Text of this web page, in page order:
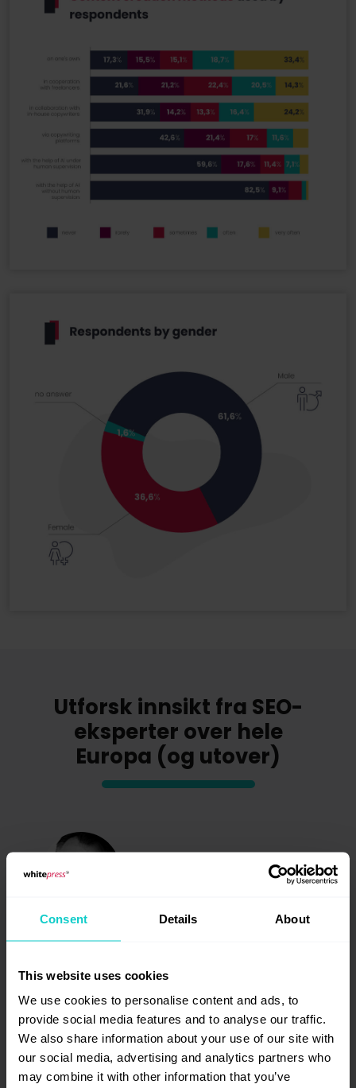
Consent Details About
This website uses cookies
We use cookies to personalise content and ads, to
provide social media features and to analyse our traffic.
We also share information about your use of our site with
our social media, advertising and analytics partners who
may combine it with other information that you’ve
Utforsk innsikt fra SEO-
eksperter over hele
Europa (og utover)
Enhver form for forklarende eller
underholdende innholdsformat har
enestående betydning for innhold og
derfor for SEO innen
informasjonsorientert søk. Godt innhold